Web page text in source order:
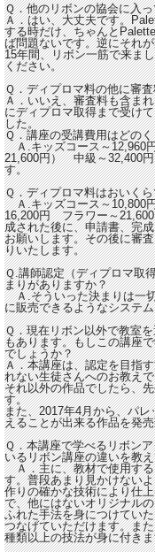
Ｑ．他のリボンの協会に入
Ａ．はい、大丈夫です。
する時だけ、ちゃんと
ば問題ないです。逆にそれ
15年間、リボン一筋で来ま
ください。
Ｑ．ディプロマ料の他に審
Ａ．いいえ、審査料も含ま
にディプロマ取得まで受け
した。
Ｑ．講座の受講費用はどの
Ａ.キッズコース～12,960
21,600円） 中級～32,400
す。
Ｑ．ディプロマ料はおいく
Ａ.キッズコース～10,800
16,200円 フラワー～
成された後に、申請書、完
お願いします。その後に審
りいたします。
Ｑ.講師認定（ディプロマ取
まりがありますか？
Ａ.そういった決まりは一
に販売できるようなシステ
Ｑ．現在リボン以外で教室
もあります。もしこの講座
でしょうか？
Ａ．本講座は、認定を目指
れない生徒さんへのお教え
それ以外の作品でしたら、
す。
また、2017年4月から、パ
えることが出来る作品を発
Ｑ．本講座で学べるリボン
いるリボン講座の違いを教
Ａ．主に、教材で使用する
す。普段あまり見かけない
作りの確かな技術により仕
で、他にはないオリジナル
ふれた手法を身につけてい
つなげていただけます。ま
種類以上の技法が身に付き